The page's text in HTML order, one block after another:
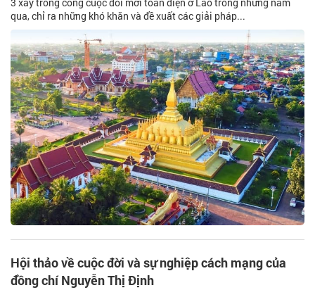
qua, chỉ ra những khó khăn và đề xuất các giải pháp...
Hội thảo về cuộc đời và sự nghiệp cách mạng của
đồng chí Nguyễn Thị Định